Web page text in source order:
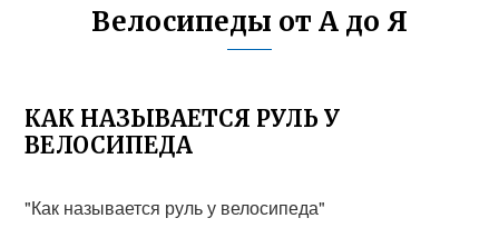
Велосипеды от А до Я
КАК НАЗЫВАЕТСЯ РУЛЬ У
ВЕЛОСИПЕДА
"Как называется руль у велосипеда"